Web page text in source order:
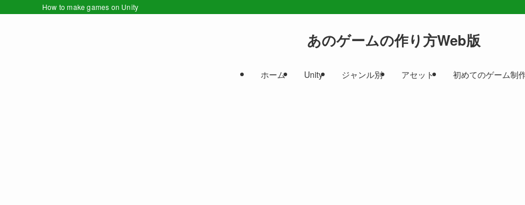
How to make games on Unity
あのゲームの作り方Web版
ホーム Unity ジャンル別 アセット 初めてのゲーム制